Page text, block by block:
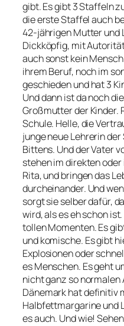
gibt. Es gibt 3 Staffeln
die erste Staffel auch
42-jährigen Mutter und
Dickköpfig, mit
auch sonst kein
ihrem Beruf, noch im
geschieden und hat 3
Und dann ist da noch
Großmutter der Kinder.
Schule. Helle, die
junge neue Lehrerin
Bittens. Und der Vater
stehen im direkten
Rita, und bringen das
durcheinander. Und
sorgt sie selber dafür,
wird, als es eh schon
tollen Momenten. Es
und komische. Es gibt
Explosionen oder
es Menschen. Es geht
nicht ganz so
Dänemark hat definitiv
Halbfettmargarine und
es auch. Und wie!